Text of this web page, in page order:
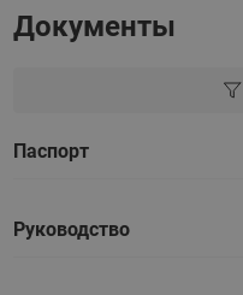
Документы
Паспорт
Руководство